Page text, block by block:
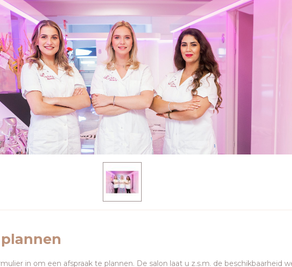
in om een afspraak te plannen. De salon laat u z.s.m. de beschikbaarheid